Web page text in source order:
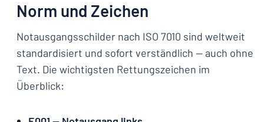
Norm und Zeichen
Notausgangsschilder nach ISO 7010 sind weltweit
standardisiert und sofort verständlich — auch ohne
Text. Die wichtigsten Rettungszeichen im
Überblick: